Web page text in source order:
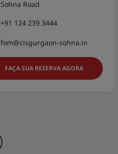
Sohna Road
+91 124 239 3444
fom@cisgurgaon-sohna.in
FAÇA SUA RESERVA AGORA